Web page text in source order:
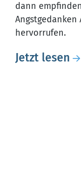
dann
Angstgedanken
hervorrufen.
Jetzt lesen